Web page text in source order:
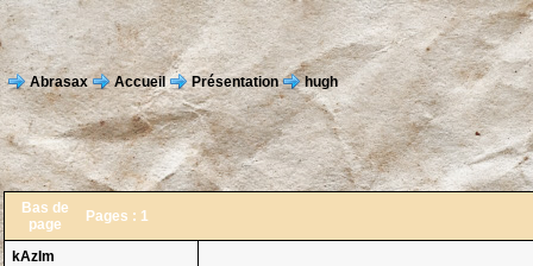
Abrasax Accueil Présentation hugh
Bas de
page
Pages : 1
kAzIm